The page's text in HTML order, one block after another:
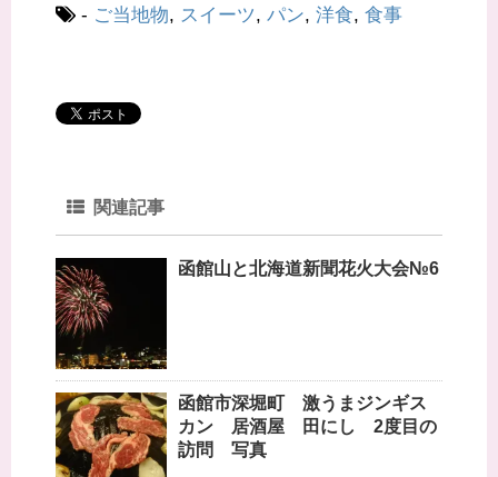
ウ
で
- ご当地物, スイーツ, パン, 洋食, 食事
関連記事
函館山と北海道新聞花火大会№6
函館市深堀町 激うまジンギス
カン 居酒屋 田にし 2度目の
訪問 写真